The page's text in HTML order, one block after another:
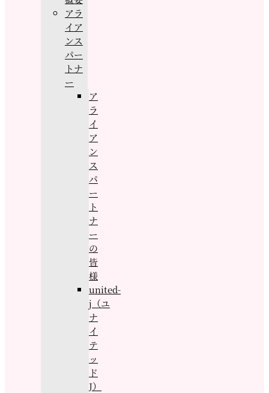
アラ
イア
ンス
パー
トナ
ー
ア
ラ
イ
ア
ン
ス
パ
ー
ト
ナ
ー
の
皆
様
united-
j（ユ
ナ
イ
テ
ッ
ド
J）